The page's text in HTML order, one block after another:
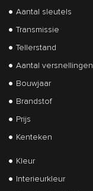
Aantal sleutels
Transmissie
Tellerstand
Aantal versnellingen
Bouwjaar
Brandstof
Prijs
Kenteken
Kleur
Interieurkleur